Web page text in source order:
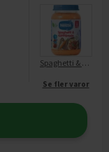
Spaghetti & Köttfärssås 8 mån
Se fler varor